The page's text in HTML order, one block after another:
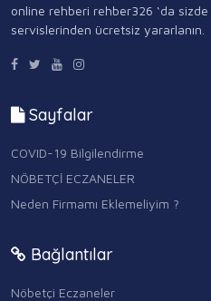
online rehberi rehber326 ‘da
servislerinden ücretsiz yararlanın.
Sayfalar
COVID-19 Bilgilendirme
NÖBETÇİ ECZANELER
Neden Firmamı Eklemeliyim ?
Bağlantılar
Nöbetçi Eczaneler